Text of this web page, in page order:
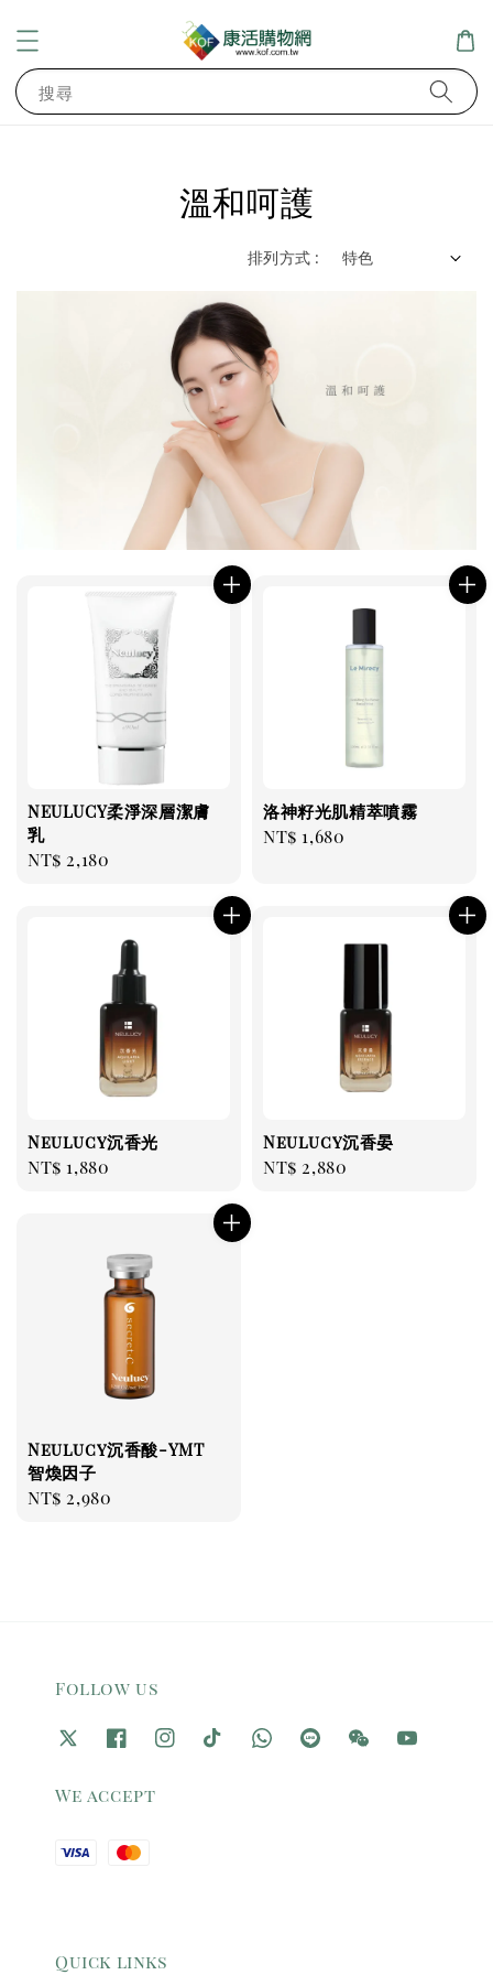
搜尋
溫和呵護
排列方式 :
NEULUCY柔淨深層潔膚
乳
Regular
NT$ 2,180
洛神籽光肌精萃噴霧
Regular
NT$ 1,680
Neulucy沉香光
Regular
NT$ 1,880
Neulucy沉香晏
Regular
NT$ 2,880
Neulucy沉香酸-YMT
智煥因子
Regular
NT$ 2,980
Follow us
We accept
Quick links